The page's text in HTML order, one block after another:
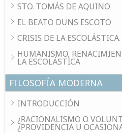
STO. TOMÁS DE AQUINO
EL BEATO DUNS ESCOTO
CRISIS DE LA
HUMANISMO,
LA ESCOLÁSTICA
FILOSOFÍA MODERNA
INTRODUCCIÓN
¿RACIONALISMO O
¿PROVIDENCIA U